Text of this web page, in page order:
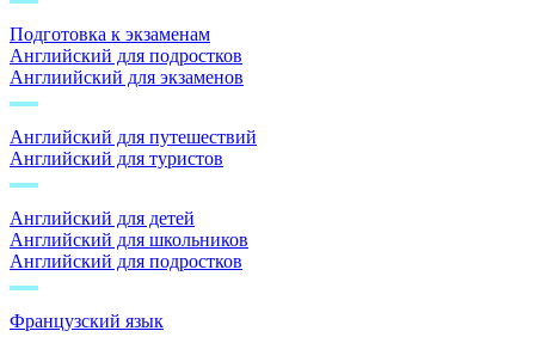
Подготовка к экзаменам
Английский для подростков
Англиийский для экзаменов
Английский для путешествий
Английский для туристов
Английский для детей
Английский для школьников
Английский для подростков
Французский язык